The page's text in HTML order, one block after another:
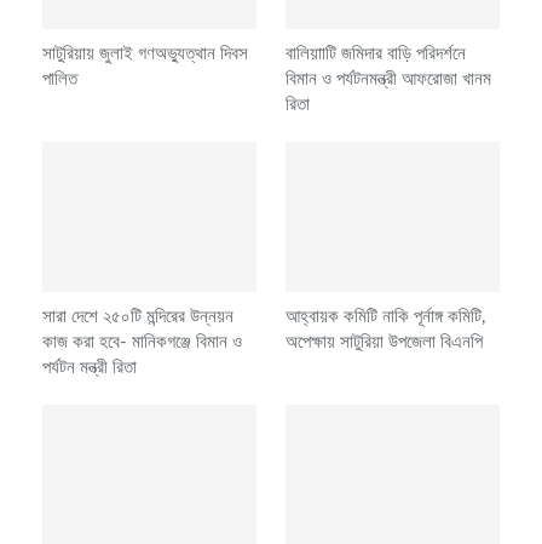
সাটুরিয়ায় জুলাই গণঅভ্যুত্থান দিবস
পালিত
বালিয়াাটি জমিদার বাড়ি পরিদর্শনে
বিমান ও পর্যটনমন্ত্রী আফরোজা খানম
রিতা
সারা দেশে ২৫০টি মন্দিরের উন্নয়ন
কাজ করা হবে- মানিকগঞ্জে বিমান ও
পর্যটন মন্ত্রী রিতা
আহ্বায়ক কমিটি নাকি পূর্নাঙ্গ কমিটি,
অপেক্ষায় সাটুরিয়া উপজেলা বিএনপি